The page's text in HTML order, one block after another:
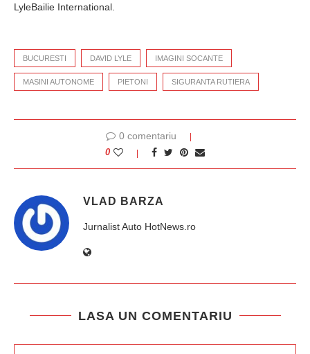
LyleBailie International.
BUCURESTI DAVID LYLE IMAGINI SOCANTE
MASINI AUTONOME PIETONI SIGURANTA RUTIERA
0 comentariu
0
VLAD BARZA
Jurnalist Auto HotNews.ro
LASA UN COMENTARIU